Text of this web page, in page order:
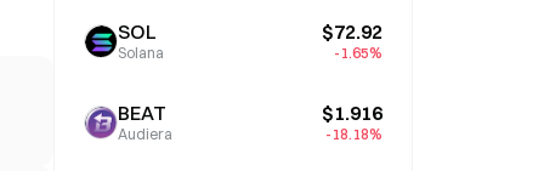
SOL
Solana
$72.92
-1.65%
BEAT
Audiera
$1.916
-18.18%